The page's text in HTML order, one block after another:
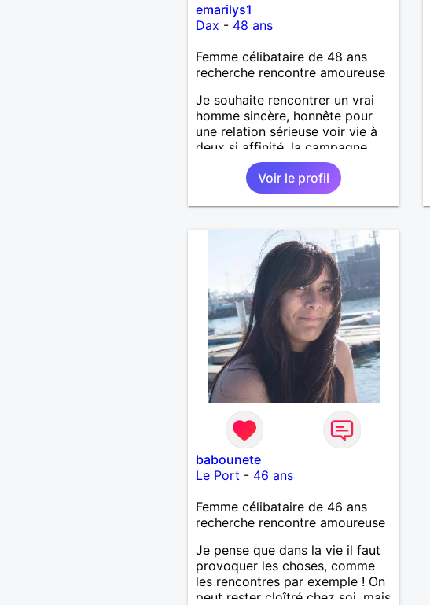
emarilys1
Dax - 48 ans
Femme célibataire de 48 ans
recherche rencontre amoureuse
Je souhaite rencontrer un vrai
homme sincère, honnête pour
une relation sérieuse voir vie à
deux si affinité, la campagne
bien venu.
Voir le profil
babounete
Le Port - 46 ans
Femme célibataire de 46 ans
recherche rencontre amoureuse
Je pense que dans la vie il faut
provoquer les choses, comme
les rencontres par exemple ! On
peut rester cloîtré chez soi, mais